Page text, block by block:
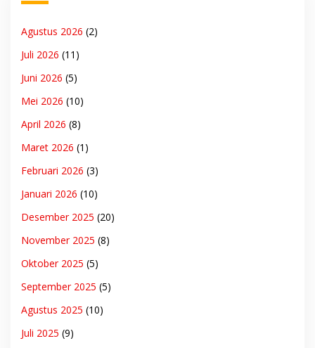
Agustus 2026 (2)
Juli 2026 (11)
Juni 2026 (5)
Mei 2026 (10)
April 2026 (8)
Maret 2026 (1)
Februari 2026 (3)
Januari 2026 (10)
Desember 2025 (20)
November 2025 (8)
Oktober 2025 (5)
September 2025 (5)
Agustus 2025 (10)
Juli 2025 (9)